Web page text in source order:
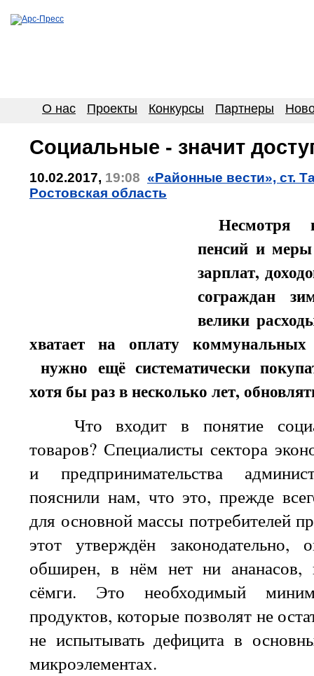
О нас Проекты Конкурсы Партнеры
Социальные - значит
10.02.2017, 19:08 «Районные вести», ст.
Ростовская область
Несмотря
пенсий и
зарплат,
сограждан
велики
хватает на оплату
нужно ещё систематически
хотя бы раз в несколько лет,
Что входит в понятие
товаров? Специалисты сектора
и предпринимательства
пояснили нам, что это, прежде
для основной массы потребителей
этот утверждён
обширен, в нём нет ни ананасов,
сёмги. Это необходимый
продуктов, которые позволят не
не испытывать дефицита в
микроэлементах.